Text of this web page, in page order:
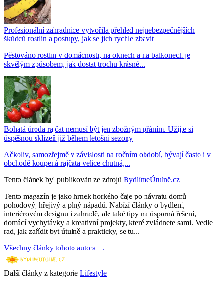
Profesionální zahradnice vytvořila přehled nejnebezpečnějších
škůdců rostlin a postupy, jak se jich rychle zbavit
Pěstováno rostlin v domácnosti, na oknech a na balkonech je
skvělým způsobem, jak dostat trochu krásné...
Bohatá úroda rajčat nemusí být jen zbožným přáním. Užijte si
úspěšnou sklizeň již během letošní sezony
Ačkoliv, samozřejmě v závislosti na ročním období, bývají často i v
obchodě koupená rajčata velice chutná,...
Tento článek byl publikován ze zdrojů BydlímeÚtulně.cz
Tento magazín je jako hrnek horkého čaje po návratu domů –
pohodový, hřejivý a plný nápadů. Nabízí články o bydlení,
interiérovém designu i zahradě, ale také tipy na úsporná řešení,
domácí vychytávky a kreativní projekty, které zvládnete sami. Vedle
rad, jak zařídit byt útulně a prakticky, se tu...
Všechny články tohoto autora →
Další články z kategorie Lifestyle